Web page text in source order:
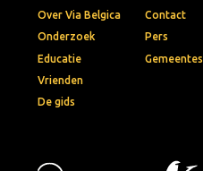
Over Via Belgica
Onderzoek
Educatie
Vrienden
De gids
Contact
Pers
Gemeentes